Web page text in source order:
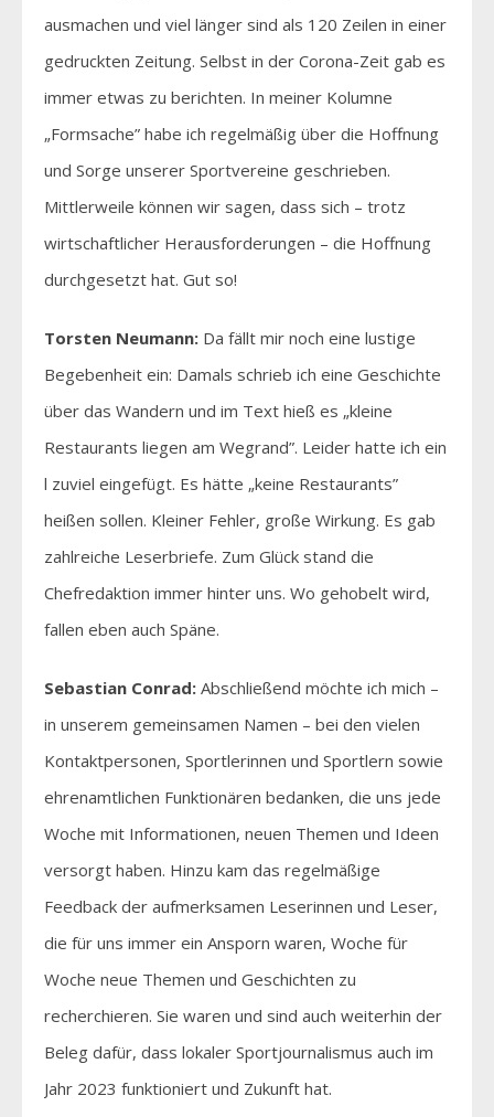
ausmachen und viel länger sind als 120 Zeilen in einer
gedruckten Zeitung. Selbst in der Corona-Zeit gab es
immer etwas zu berichten. In meiner Kolumne
„Formsache” habe ich regelmäßig über die Hoffnung
und Sorge unserer Sportvereine geschrieben.
Mittlerweile können wir sagen, dass sich – trotz
wirtschaftlicher Herausforderungen – die Hoffnung
durchgesetzt hat. Gut so!
Torsten Neumann: Da fällt mir noch eine lustige
Begebenheit ein: Damals schrieb ich eine Geschichte
über das Wandern und im Text hieß es „kleine
Restaurants liegen am Wegrand”. Leider hatte ich ein
l zuviel eingefügt. Es hätte „keine Restaurants”
heißen sollen. Kleiner Fehler, große Wirkung. Es gab
zahlreiche Leserbriefe. Zum Glück stand die
Chefredaktion immer hinter uns. Wo gehobelt wird,
fallen eben auch Späne.
Sebastian Conrad: Abschließend möchte ich mich –
in unserem gemeinsamen Namen – bei den vielen
Kontaktpersonen, Sportlerinnen und Sportlern sowie
ehrenamtlichen Funktionären bedanken, die uns jede
Woche mit Informationen, neuen Themen und Ideen
versorgt haben. Hinzu kam das regelmäßige
Feedback der aufmerksamen Leserinnen und Leser,
die für uns immer ein Ansporn waren, Woche für
Woche neue Themen und Geschichten zu
recherchieren. Sie waren und sind auch weiterhin der
Beleg dafür, dass lokaler Sportjournalismus auch im
Jahr 2023 funktioniert und Zukunft hat.